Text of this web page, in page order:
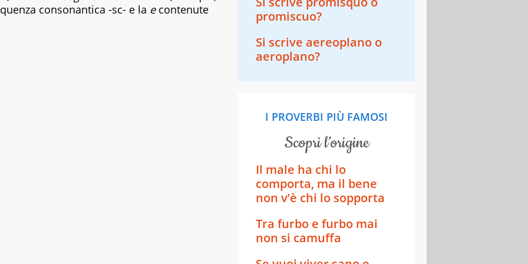
consonantica -sc- e la econtenute
promiscuo?
Si scrive aereoplano o
aeroplano?​​
I PROVERBI PIÙ FAMOSI
scopri l’origine
Il male ha chi lo
comporta, ma il bene
non v’è chi lo sopporta
Tra furbo e furbo mai
non si camuffa